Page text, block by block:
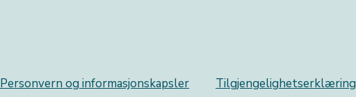
Personvern og informasjonskapsler Tilgjengelighetserklæring